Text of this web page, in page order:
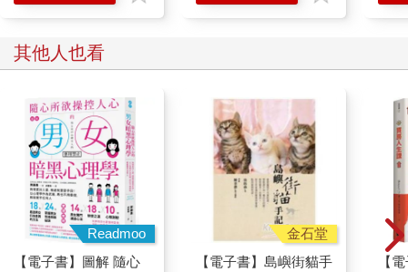
其他人也看
Readmoo
【電子書】圖解 隨心
金石堂
【電子書】島嶼街貓手
【